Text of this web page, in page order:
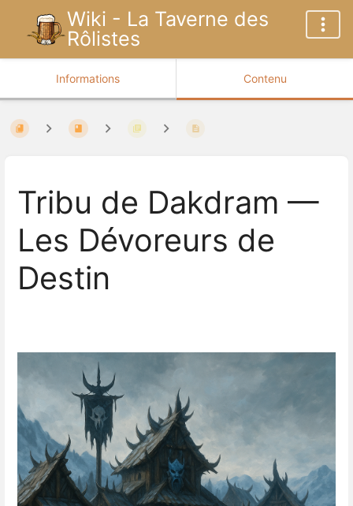
Wiki - La Taverne des
Rôlistes
Informations Contenu
Tribu de Dakdram —
Les Dévoreurs de
Destin